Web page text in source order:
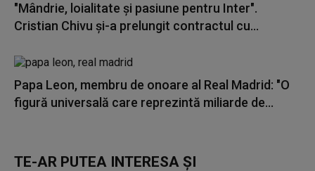
"Mândrie, loialitate şi pasiune pentru Inter".
Cristian Chivu şi-a prelungit contractul cu...
Papa Leon, membru de onoare al Real Madrid: "O
figură universală care reprezintă miliarde de...
TE-AR PUTEA INTERESA ȘI